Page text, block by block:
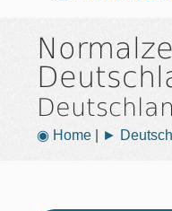
◉ Home| ►